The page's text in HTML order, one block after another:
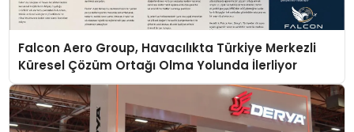
Falcon Aero Group, Havacılıkta Türkiye Merkezli
Küresel Çözüm Ortağı Olma Yolunda İlerliyor